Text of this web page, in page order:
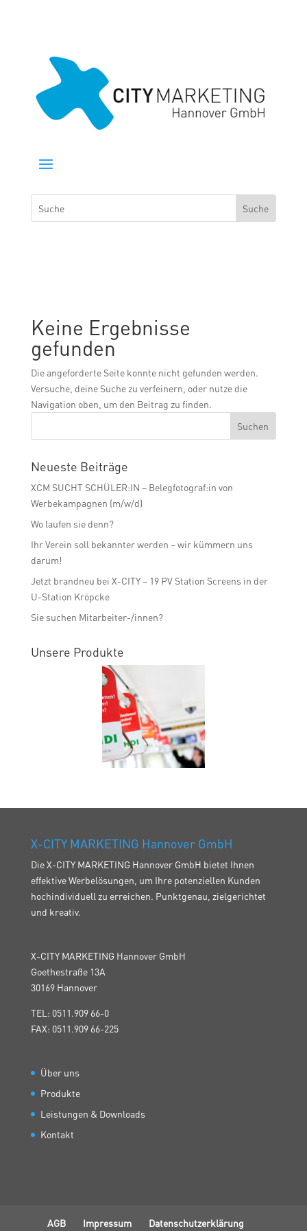
Keine Ergebnisse
gefunden
Die angeforderte Seite konnte nicht gefunden werden.
Versuche, deine Suche zu verfeinern, oder nutze die
Navigation oben, um den Beitrag zu finden.
Neueste Beiträge
XCM SUCHT SCHÜLER:IN – Belegfotograf:in von
Werbekampagnen (m/w/d)
Wo laufen sie denn?
Ihr Verein soll bekannter werden – wir kümmern uns
darum!
Jetzt brandneu bei X-CITY – 19 PV Station Screens in der
U-Station Kröpcke
Sie suchen Mitarbeiter-/innen?
Unsere Produkte
X-CITY MARKETING Hannover GmbH
Die X-CITY MARKETING Hannover GmbH bietet Ihnen
effektive Werbelösungen, um Ihre potenziellen Kunden
hochindividuell zu erreichen. Punktgenau, zielgerichtet
und kreativ.
X-CITY MARKETING Hannover GmbH
Goethestraße 13A
30169 Hannover
TEL: 0511.909 66-0
FAX: 0511.909 66-225
Über uns
Produkte
Leistungen & Downloads
Kontakt
AGB Impressum Datenschutzerklärung